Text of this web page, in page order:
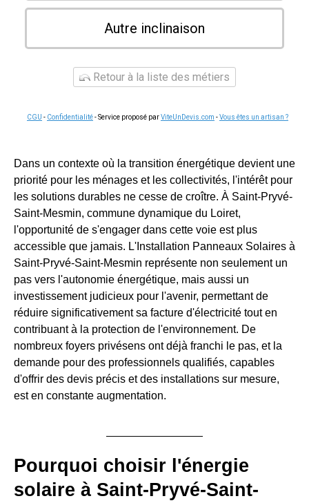
Autre inclinaison
Retour à la liste des métiers
CGU - Confidentialité- Service proposé parViteUnDevis.com -Vous êtes un artisan ?
Dans un contexte où la transition énergétique devient une
priorité pour les ménages et les collectivités, l'intérêt pour
les solutions durables ne cesse de croître. À Saint-Pryvé-
Saint-Mesmin, commune dynamique du Loiret,
l'opportunité de s'engager dans cette voie est plus
accessible que jamais. L'Installation Panneaux Solaires à
Saint-Pryvé-Saint-Mesmin représente non seulement un
pas vers l'autonomie énergétique, mais aussi un
investissement judicieux pour l'avenir, permettant de
réduire significativement sa facture d'électricité tout en
contribuant à la protection de l'environnement. De
nombreux foyers privésens ont déjà franchi le pas, et la
demande pour des professionnels qualifiés, capables
d'offrir des devis précis et des installations sur mesure,
est en constante augmentation.
Pourquoi choisir l'énergie
solaire à Saint-Pryvé-Saint-